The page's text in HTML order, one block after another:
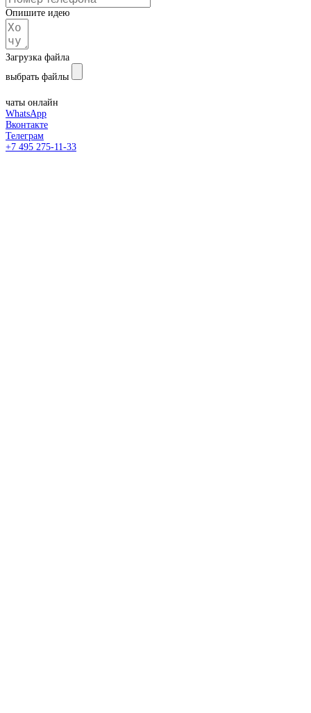
Опишите идею
Загрузка файла
выбрать файлы
чаты онлайн
WhatsApp
Вконтакте
Телеграм
+7 495 275-11-33